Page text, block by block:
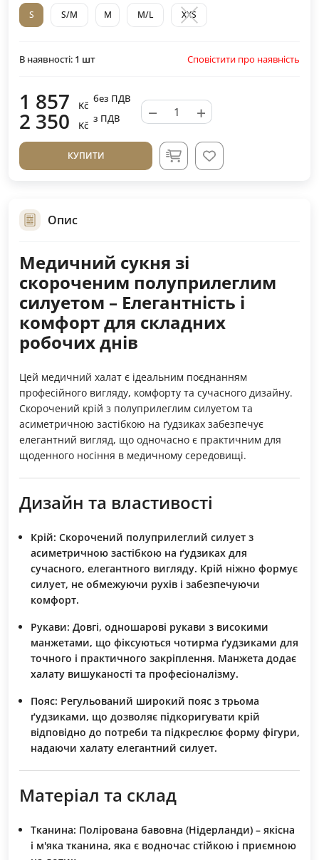
S S/M M M/L XXS
В наявності: 1 шт Сповістити про наявність
1 857 Kč
без ПДВ
2 350 Kč
з ПДВ − +
КУПИТИ
Опис
Медичний сукня зі
скороченим полуприлеглим
силуетом – Елегантність і
комфорт для складних
робочих днів
Цей медичний халат є ідеальним поєднанням
професійного вигляду, комфорту та сучасного дизайну.
Скорочений крій з полуприлеглим силуетом та
асиметричною застібкою на ґудзиках забезпечує
елегантний вигляд, що одночасно є практичним для
щоденного носіння в медичному середовищі.
Дизайн та властивості
Крій: Скорочений полуприлеглий силует з
асиметричною застібкою на ґудзиках для
сучасного, елегантного вигляду. Крій ніжно формує
силует, не обмежуючи рухів і забезпечуючи
комфорт.
Рукави: Довгі, одношарові рукави з високими
манжетами, що фіксуються чотирма ґудзиками для
точного і практичного закріплення. Манжета додає
халату вишуканості та професіоналізму.
Пояс: Регульований широкий пояс з трьома
ґудзиками, що дозволяє підкоригувати крій
відповідно до потреби та підкреслює форму фігури,
надаючи халату елегантний силует.
Матеріал та склад
Тканина: Полірована бавовна (Нідерланди) – якісна
і м'яка тканина, яка є водночас стійкою і приємною